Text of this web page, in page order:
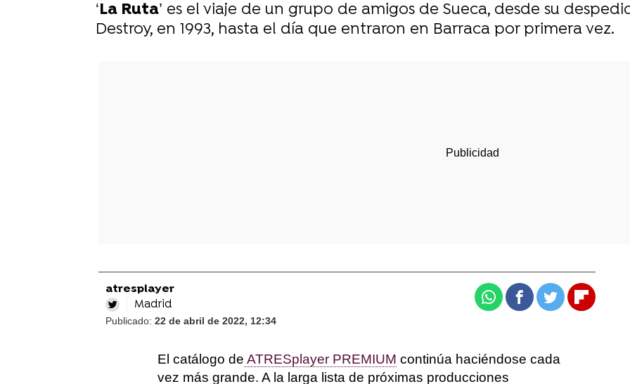
‘La Ruta’ es el viaje de un grupo de amigos de Sueca, desde su
Destroy, en 1993, hasta el día que entraron en Barraca por primera vez.
atresplayer
Madrid
Publicado: 22 de abril de 2022, 12:34
WhatsappFacebook
Twitter
El catálogo de ATRESplayer PREMIUM continúa haciéndose cada
vez más grande. A la larga lista de próximas producciones